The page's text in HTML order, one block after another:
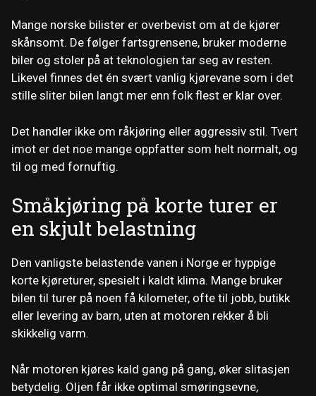
Mange norske bilister er overbevist om at de kjører
skånsomt. De følger fartsgrensene, bruker moderne
biler og stoler på at teknologien tar seg av resten.
Likevel finnes det én svært vanlig kjørevane som i det
stille sliter bilen langt mer enn folk flest er klar over.
Det handler ikke om råkjøring eller aggressiv stil. Tvert
imot er det noe mange oppfatter som helt normalt, og
til og med fornuftig.
Småkjøring på korte turer er
en skjult belastning
Den vanligste belastende vanen i Norge er hyppige
korte kjøreturer, spesielt i kaldt klima. Mange bruker
bilen til turer på noen få kilometer, ofte til jobb, butikk
eller levering av barn, uten at motoren rekker å bli
skikkelig varm.
Når motoren kjøres kald gang på gang, øker slitasjen
betydelig. Oljen får ikke optimal smøringsevne,